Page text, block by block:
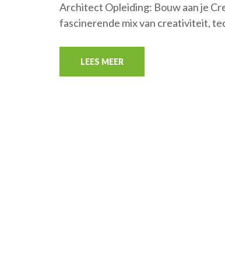
Architect Opleiding: Bouw aan je
fascinerende mix van creativiteit,
LEES MEER